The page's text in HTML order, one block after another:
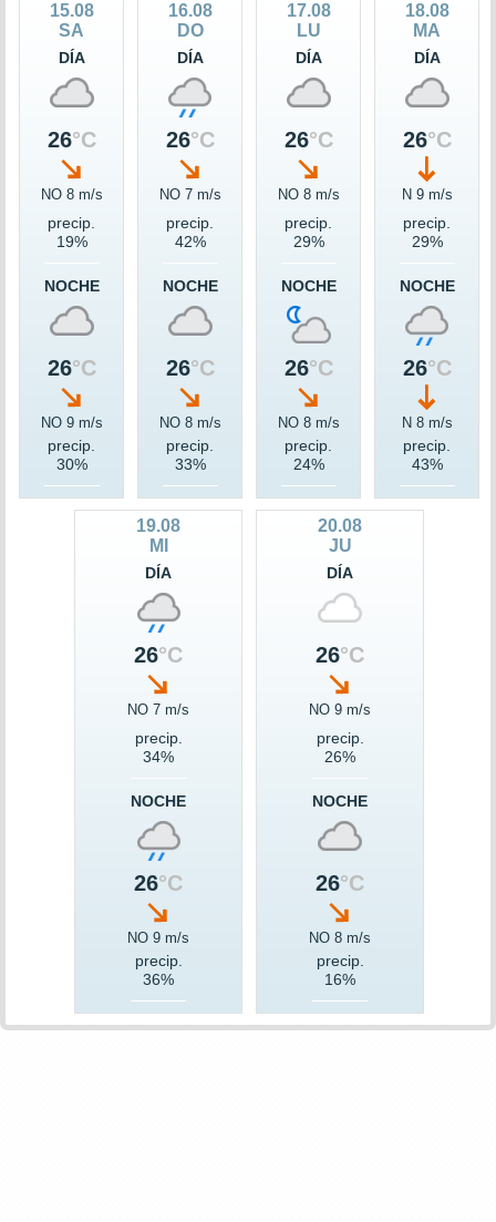
15.08
SA
DÍA
26°C
NO 8 m/s
precip.
19%
NOCHE
26°C
NO 9 m/s
precip.
30%
16.08
DO
DÍA
26°C
NO 7 m/s
precip.
42%
NOCHE
26°C
NO 8 m/s
precip.
33%
17.08
LU
DÍA
26°C
NO 8 m/s
precip.
29%
NOCHE
26°C
NO 8 m/s
precip.
24%
18.08
MA
DÍA
26°C
N 9 m/s
precip.
29%
NOCHE
26°C
N 8 m/s
precip.
43%
19.08
MI
DÍA
26°C
NO 7 m/s
precip.
34%
NOCHE
26°C
NO 9 m/s
precip.
36%
20.08
JU
DÍA
26°C
NO 9 m/s
precip.
26%
NOCHE
26°C
NO 8 m/s
precip.
16%